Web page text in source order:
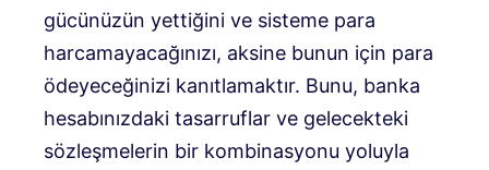
gücünüzün yettiğini ve sisteme para
harcamayacağınızı, aksine bunun için para
ödeyeceğinizi kanıtlamaktır. Bunu, banka
hesabınızdaki tasarruflar ve gelecekteki
sözleşmelerin bir kombinasyonu yoluyla